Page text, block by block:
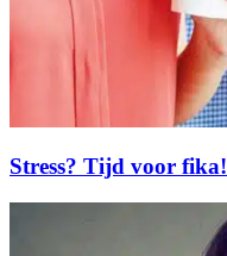
Stress? Tijd voor fika!